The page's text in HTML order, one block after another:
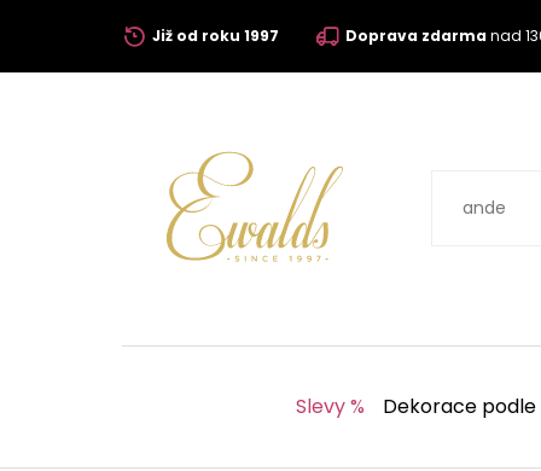
Již od roku 1997 Doprava zdarmanad
Slevy % Dekorace podle